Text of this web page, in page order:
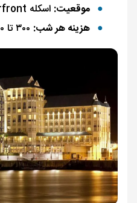
موقعیت: اسکله V&A Waterfront
هزینه هر شب: